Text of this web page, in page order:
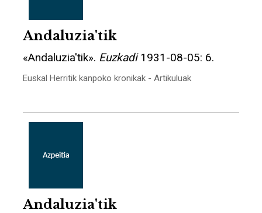
Andaluzia'tik
«Andaluzia'tik». Euzkadi1931-08-05: 6.
Euskal Herritik kanpoko kronikak - Artikuluak
Andaluzia'tik